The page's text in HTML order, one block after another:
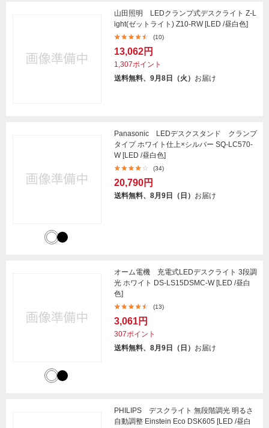
山田照明 LEDクランプ式デスクライト Z-L
ight(ゼットライト) Z10-RW [LED /昼白色]
(10)
13,062円
1,307ポイント
送料無料、9月8日（火） お届け
Panasonic LEDデスクスタンド クランプ
タイプ ホワイト仕上×シルバー SQ-LC570-
W [LED /昼白色]
(34)
20,790円
送料無料、8月9日（日） お届け
オーム電機 充電式LEDデスクライト 3段調
光 ホワイト DS-LS15DSMC-W [LED /昼白
色]
(13)
3,061円
307ポイント
送料無料、8月9日（日） お届け
PHILIPS デスクライト 無段階調光 明るさ
自動調整 Einstein Eco DSK605 [LED /昼白